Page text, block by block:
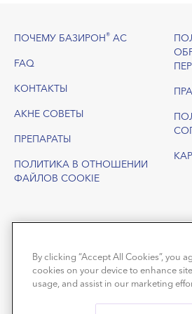
Footer
ПОЧЕМУ БАЗИРОН® АС
FAQ
КОНТАКТЫ
АКНЕ СОВЕТЫ
ПРЕПАРАТЫ
ПОЛИТИКА В ОТНОШЕНИИ
ФАЙЛОВ COOKIE
By clicking “Accept All Cookies”, you
cookies on your device to enhance
usage, and assist in our marketing